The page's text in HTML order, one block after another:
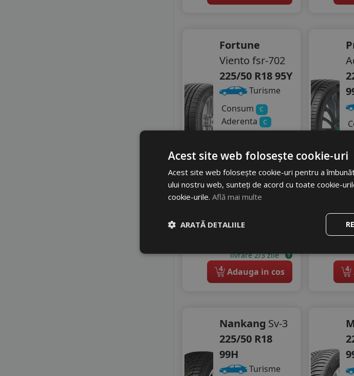
Fortune
Viento fsr-702
225/50 R18 95Y
Turisme
Consum
C
Aderenta C
Zgomot
385RON
468 RON
Discount17%
livrare 2/3 zile
4 Adauga in cos
4
Nankang Sv-3
225/50 R18
99H
Turisme
Acest site web folosește cookie-uri
Acest site web folosește cookie-uri pentru a
ului nostru web, sunteți de acord cu toate cookie-
cookie-urile. Află mai multe
ARATĂ DETALIILE